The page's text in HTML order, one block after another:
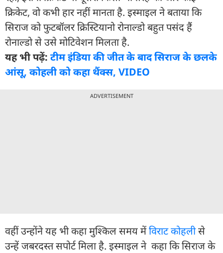
क्रिकेट, वो कभी हार नहीं मानता है. इस्माइल ने बताया कि
सिराज को फुटबॉलर क्रिस्टियानो रोनाल्डो बहुत पसंद हैं
रोनाल्डो से उसे मोटिवेशन मिलता है.
यह भी पढ़ें: टीम इंडिया की जीत के बाद सिराज के छलके
आंसू, कोहली को कहा थैंक्स, VIDEO
ADVERTISEMENT
वहीं उन्होंने यह भी कहा मुश्क‍िल समय मेंविराट कोहलीसे
उन्हें जबरदस्त सपोर्ट मिला है. इस्माइल ने कहा कि सिराज के